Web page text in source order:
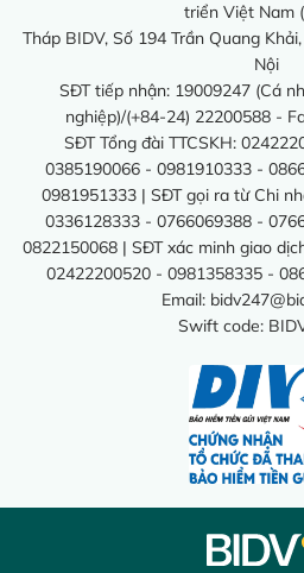
triển Việt Nam
Tháp BIDV, Số 194 Trần Quang
Nội
SĐT tiếp nhận: 19009247 (Cá
nghiệp)/(+84-24) 22200588 -
SĐT Tổng đài TTCSKH:
0385190066 - 0981910333 -
0981951333 | SĐT gọi ra từ Chi
0336128333 - 0766069388 -
0822150068 | SĐT xác minh giao
02422200520 - 0981358335 -
Email:
Swift code: